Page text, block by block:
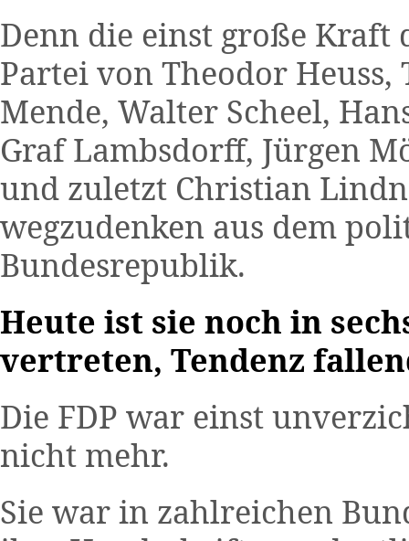
Denn die einst große
Partei von Theodor
Mende, Walter Scheel,
Graf Lambsdorff, Jürgen
und zuletzt Christian
wegzudenken aus dem
Bundesrepublik.
Heute ist sie noch in
vertreten, Tendenz
Die FDP war einst
nicht mehr.
Sie war in zahlreichen